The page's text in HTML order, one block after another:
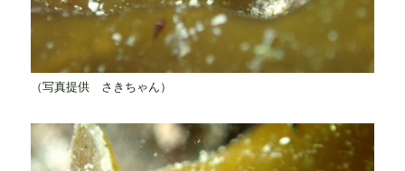
（写真提供 さきちゃん）